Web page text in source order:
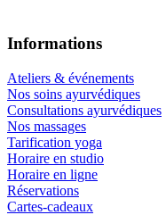
Informations
Ateliers & événements
Nos soins ayurvédiques
Consultations ayurvédiques
Nos massages
Tarification yoga
Horaire en studio
Horaire en ligne
Réservations
Cartes-cadeaux